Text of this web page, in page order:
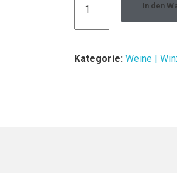
In den
Kategorie: Weine |